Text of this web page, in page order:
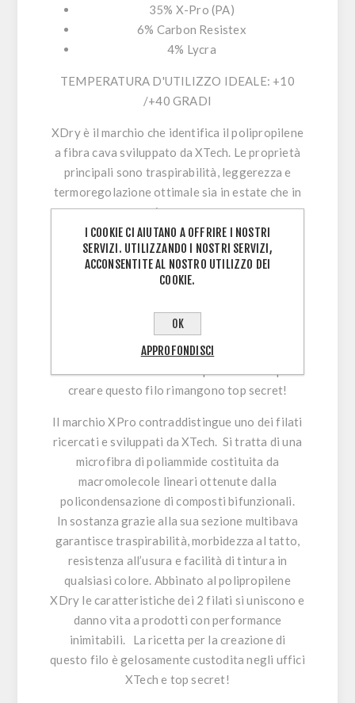
35% X-Pro (PA)
6% Carbon Resistex
4% Lycra
TEMPERATURA D'UTILIZZO IDEALE: +10
/+40 GRADI
XDryè il marchio che identifica il polipropilene
a fibra cava sviluppato da XTech. Le proprietà
principali sono traspirabilità, leggerezza e
termoregolazione ottimale sia in estate che in
inverno.
Questo particolare filato è realizzato in
funzione alle nostre tecniche di lavorazione e
alle caratteristiche che deve avere il prodotto
eccezionali proprio perché realizzata su misura
e in esclusiva per XTech.
La composizione è 100% polipropilene ma le
creare questo filo rimangono top secret!
Il marchioXPro contraddistingue uno dei filati
ricercati e sviluppati da XTech. Si tratta di una
microfibra di poliammide costituita da
macromolecole lineari ottenute dalla
policondensazione di composti bifunzionali.
In sostanza grazie alla sua sezione multibava
garantisce traspirabilità, morbidezza al tatto,
resistenza all’usura e facilità di tintura in
qualsiasi colore. Abbinato al polipropilene
XDry le caratteristiche dei 2 filati si uniscono e
danno vita a prodotti con performance
inimitabili. La ricetta per la creazione di
questo filo è gelosamente custodita negli uffici
XTech e top secret!
I COOKIE CI AIUTANO A OFFRIRE I NOSTRI
SERVIZI. UTILIZZANDO I NOSTRI SERVIZI,
ACCONSENTITE AL NOSTRO UTILIZZO DEI
COOKIE.
OK
APPROFONDISCI